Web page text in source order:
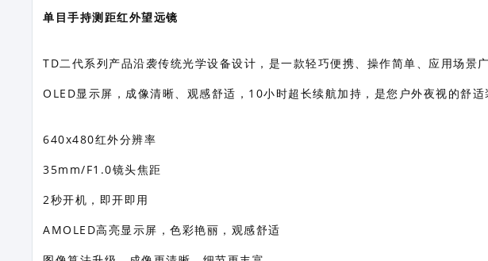
单目手持测距红外望远镜
TD二代系列产品沿袭传统光学设备设计，是一款轻巧便携、操作简单、应用场景
OLED显示屏，成像清晰、观感舒适，10小时超长续航加持，是您户外夜视的舒适
640x480红外分辨率
35mm/F1.0镜头焦距
2秒开机，即开即用
AMOLED高亮显示屏，色彩艳丽，观感舒适